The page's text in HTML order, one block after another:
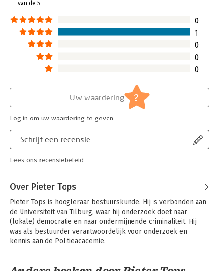
van de 5
0
1
0
0
0
Schrijf een recensie
Lees ons recensiebeleid
Uw waardering ?
Log in om uw waardering te geven
Over Pieter Tops
Pieter Tops is hoogleraar bestuurskunde. Hij is verbonden aan
de Universiteit van Tilburg, waar hij onderzoek doet naar
(lokale) democratie en naar ondermijnende criminaliteit. Hij
was als bestuurder verantwoordelijk voor onderzoek en
kennis aan de Politieacademie.
Andere boeken door Pieter Tops